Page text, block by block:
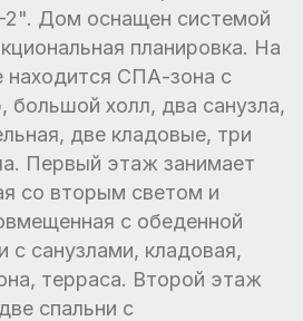
2". Дом оснащен системой
планировка. На
находится СПА-зона с
большой холл, два санузла,
две кладовые, три
Первый этаж занимает
со вторым светом и
с обеденной
с санузлами, кладовая,
терраса. Второй этаж
спальни с